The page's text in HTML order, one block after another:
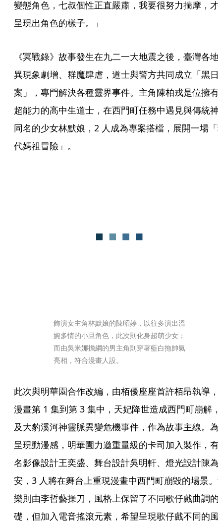
變態角色，七叔個性正直嚴肅，我要很努力揣摩，才
呈現出角色的樣子。」
《冥戰錄》故事發生在九二一大地震之後，臺灣各地
異現象劇增、群魔肆虐，道士與警方共同成立「黑日
案」，專門解決各種靈界事件。主角陳柏戎是位擁有
超能力的高中生道士，在西門町任務中遇見與傳統神
同名的少女林默娘，2 人成為專案搭檔，展開一場「
代媽祖冒險」。
飾演女主角林默娘的陳昭婷，以往多演出溫
婉多情的小旦角色，此次則化身超萌少女；
而由吳米娜擔綱的男主角則穿著藍白拖帥氣
亮相，符合漫畫人設。
此次與明華園合作改編，由栢優座座首許栢昂執導，
漫畫第 1 集到第 3 集中，天妃降世造成西門町崩解，
及大豹溪河神靈脈異變危機事件，作為故事主線。為
呈現動漫感，明華園力邀重量級的卡司加入製作，有
名影像設計王奕盛、舞台設計吳明軒、燈光設計陳為
安，3 人將在舞台上重現漫畫中西門町崩毀的場景。
樂則由李哲藝操刀，風格上保留了不同歌仔戲曲調的
礎，但加入電音搖滾元素，希望呈現歌仔戲不同的風